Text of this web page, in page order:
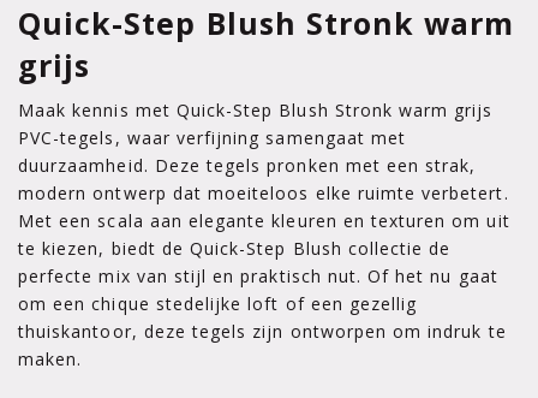
Quick-Step Blush Stronk warm
grijs
Maak kennis met Quick-Step Blush Stronk warm grijs
PVC-tegels, waar verfijning samengaat met
duurzaamheid. Deze tegels pronken met een strak,
modern ontwerp dat moeiteloos elke ruimte verbetert.
Met een scala aan elegante kleuren en texturen om uit
te kiezen, biedt de Quick-Step Blush collectie de
perfecte mix van stijl en praktisch nut. Of het nu gaat
om een chique stedelijke loft of een gezellig
thuiskantoor, deze tegels zijn ontworpen om indruk te
maken.